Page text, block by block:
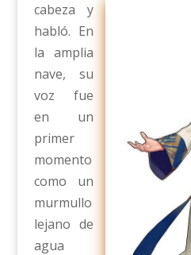
cabeza y
habló. En
la amplia
nave, su
voz fue
en un
primer
momento
como un
murmullo
lejano de
agua